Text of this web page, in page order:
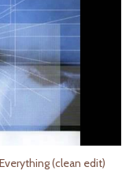
(clean edit)